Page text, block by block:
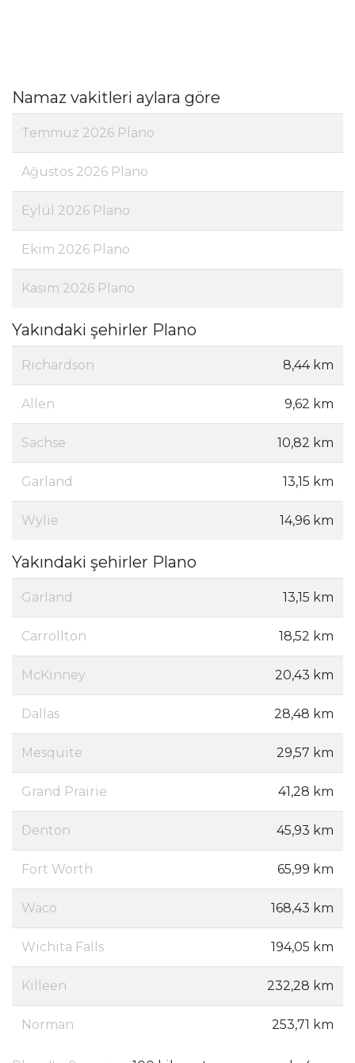
Namaz vakitleri aylara göre
Temmuz 2026 Plano
Ağustos 2026 Plano
Eylül 2026 Plano
Ekim 2026 Plano
Kasım 2026 Plano
Yakındaki şehirler Plano
Richardson 8,44 km
Allen 9,62 km
Sachse 10,82 km
Garland 13,15 km
Wylie 14,96 km
Yakındaki şehirler Plano
Garland 13,15 km
Carrollton 18,52 km
McKinney 20,43 km
Dallas 28,48 km
Mesquite 29,57 km
Grand Prairie 41,28 km
Denton 45,93 km
Fort Worth 65,99 km
Waco 168,43 km
Wichita Falls 194,05 km
Killeen 232,28 km
Norman 253,71 km